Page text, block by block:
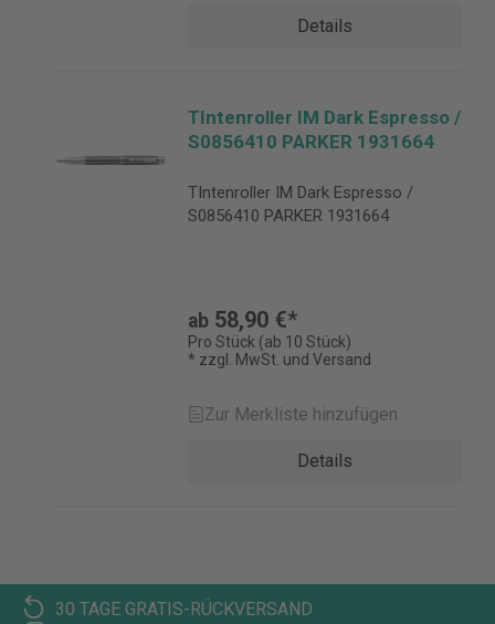
Details
TIntenroller IM Dark Espresso /
S0856410 PARKER 1931664
TIntenroller IM Dark Espresso /
S0856410 PARKER 1931664
ab 58,90 €*
Pro Stück (ab 10 Stück)
* zzgl. MwSt. und Versand
Zur Merkliste hinzufügen
Details
30 TAGE GRATIS-RÜCKVERSAND